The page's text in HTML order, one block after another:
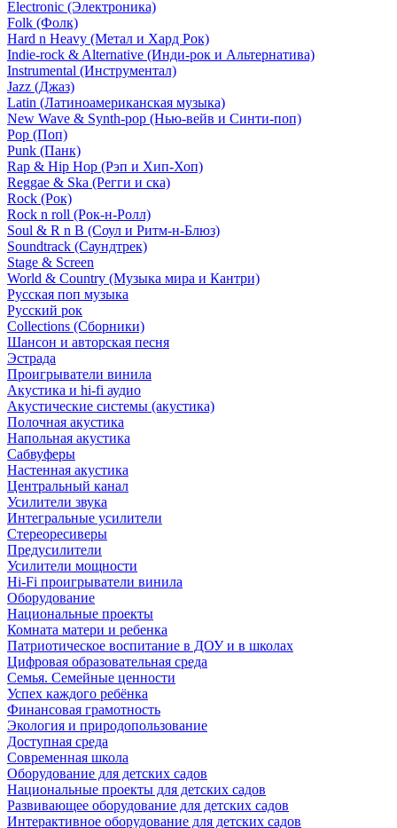
Electronic (Электроника)
Folk (Фолк)
Hard n Heavy (Метал и Хард Рок)
Indie-rock & Alternative (Инди-рок и Альтернатива)
Instrumental (Инструментал)
Jazz (Джаз)
Latin (Латиноамериканская музыка)
New Wave & Synth-pop (Нью-вейв и Синти-поп)
Pop (Поп)
Punk (Панк)
Rap & Hip Hop (Рэп и Хип-Хоп)
Reggae & Ska (Регги и ска)
Rock (Рок)
Rock n roll (Рок-н-Ролл)
Soul & R n B (Соул и Ритм-н-Блюз)
Soundtrack (Саундтрек)
Stage & Screen
World & Country (Музыка мира и Кантри)
Русская поп музыка
Русский рок
Сollections (Сборники)
Шансон и авторская песня
Эстрада
Проигрыватели винила
Акустика и hi-fi аудио
Акустические системы (акустика)
Полочная акустика
Напольная акустика
Сабвуферы
Настенная акустика
Центральный канал
Усилители звука
Интегральные усилители
Стереоресиверы
Предусилители
Усилители мощности
Hi-Fi проигрыватели винила
Оборудование
Национальные проекты
Комната матери и ребенка
Патриотическое воспитание в ДОУ и в школах
Цифровая образовательная среда
Семья. Семейные ценности
Успех каждого ребёнка
Финансовая грамотность
Экология и природопользование
Доступная среда
Современная школа
Оборудование для детских садов
Национальные проекты для детских садов
Развивающее оборудование для детских садов
Интерактивное оборудование для детских садов